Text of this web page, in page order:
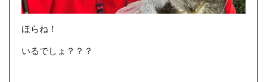
ほらね！
いるでしょ？？？